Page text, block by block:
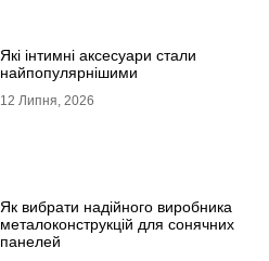
Які інтимні аксесуари стали
найпопулярнішими
12 Липня, 2026
Як вибрати надійного виробника
металоконструкцій для сонячних
панелей